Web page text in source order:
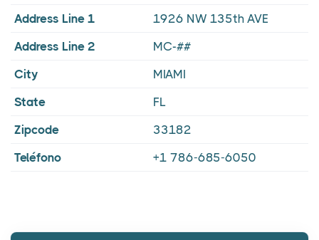
Address Line 1
1926 NW 135th AVE
Address Line 2
MC-##
City
MIAMI
State
FL
Zipcode
33182
Teléfono
+1 786-685-6050